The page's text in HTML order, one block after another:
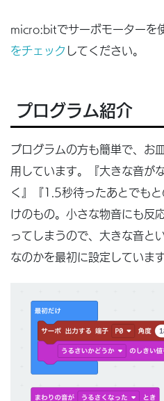
micro:bitでサーボモーターを
をチェック してください。
プログラム紹介
プログラムの方も簡単で、お
用しています。『大きな音が
く』『1.5秒待ったあとでも
けのもの。小さな物音にも反
ってしまうので、大きな音と
なのかを最初に設定しています